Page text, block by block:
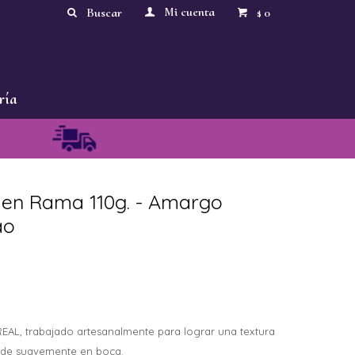
$ 0
Rama 110g. - Amargo
trabajado artesanalmente para lograr una textura
suavemente en boca.